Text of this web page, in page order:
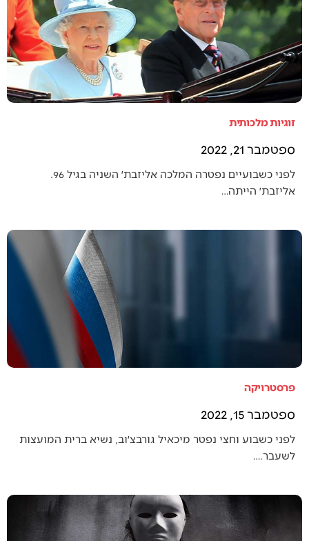
זוגיות מלכותית
ספטמבר 21, 2022
לפני כשבועיים נפטרה המלכה אליזבת׳ השניה בגיל 96.
אליזבת׳ הייתה…
פרסטרויקה
ספטמבר 15, 2022
לפני כשבוע וחצי נפטר מיכאיל גורבצ׳וב, נשיא ברית המועצות
לשעבר.…